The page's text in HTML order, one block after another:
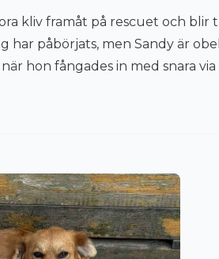
kliv framåt på rescuet och blir
har påbörjats, men Sandy är
hon fångades in med snara